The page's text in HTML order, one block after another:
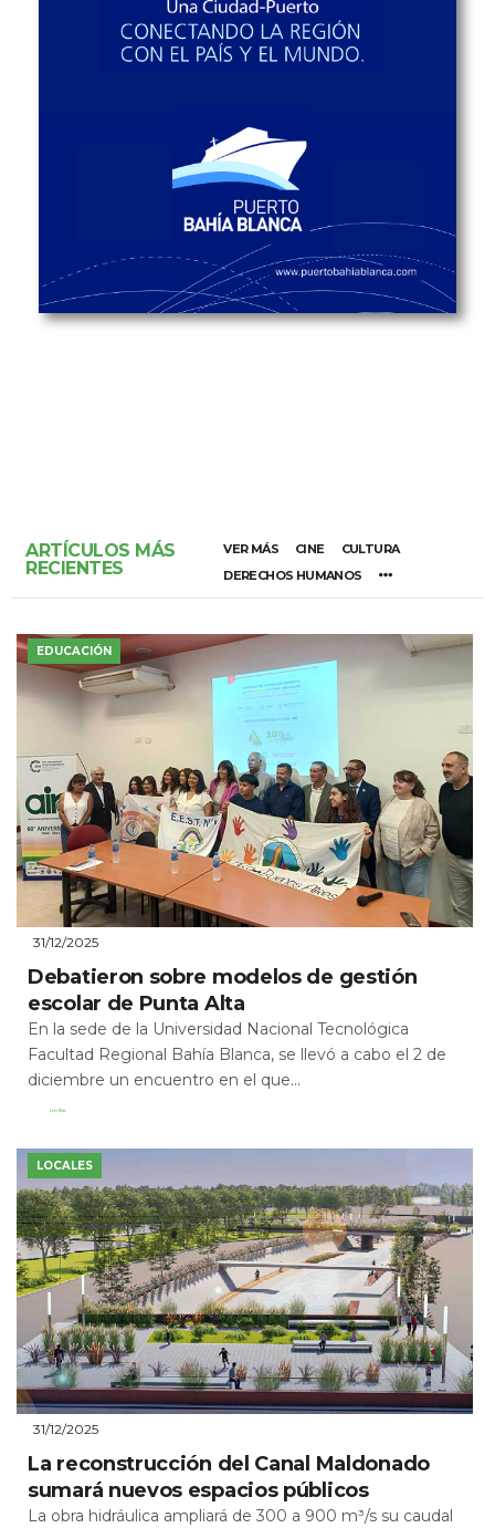
ARTÍCULOS MÁS
RECIENTES
VER MÁS CINE
CULTURA
DERECHOS HUMANOS
EDUCACIÓN
31/12/2025
Debatieron sobre modelos de gestión
escolar de Punta Alta
En la sede de la Universidad Nacional Tecnológica
Facultad Regional Bahía Blanca, se llevó a cabo el 2 de
diciembre un encuentro en el que...
Leer Más
LOCALES
31/12/2025
La reconstrucción del Canal Maldonado
sumará nuevos espacios públicos
La obra hidráulica ampliará de 300 a 900 m³/s su caudal